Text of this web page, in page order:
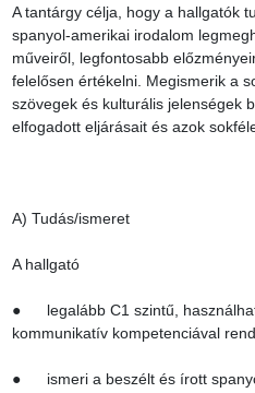
A tantárgy célja, hogy a hallgatók
spanyol-amerikai irodalom
műveiről, legfontosabb
felelősen értékelni. Megismerik a
szövegek és kulturális jelenségek
elfogadott eljárásait és azok
A) Tudás/ismeret
A hallgató
●      legalább C1 szintű,
kommunikatív kompetenciával
●      ismeri a beszélt és írott